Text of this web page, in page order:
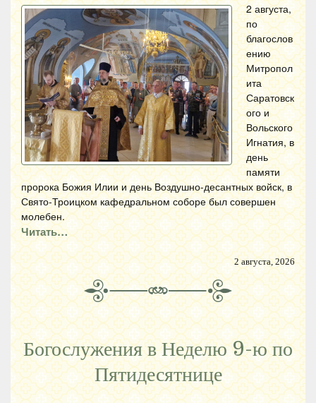
2 августа,
по
благослов
ению
Митропол
ита
Саратовск
ого и
Вольского
Игнатия, в
день
памяти
пророка Божия Илии и день Воздушно-десантных войск, в
Свято-Троицком кафедральном соборе был совершен
молебен.
Читать…
2 августа, 2026
Богослужения в Неделю 9-ю по
Пятидесятнице